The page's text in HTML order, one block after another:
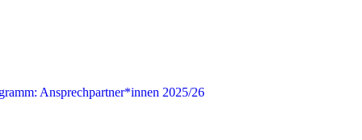
Ansprechpartner*innen 2025/26